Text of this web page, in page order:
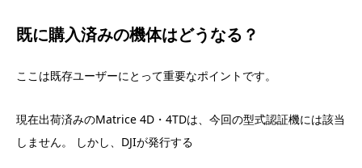
既に購入済みの機体はどうなる？
ここは既存ユーザーにとって重要なポイントです。
現在出荷済みのMatrice 4D・4TDは、今回の型式認証機には該当
しません。 しかし、DJIが発行する